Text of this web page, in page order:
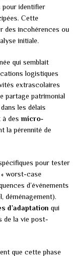
pour identifier
Cette
des incohérences ou
initiale.
qui semblait
logistiques
extrascolaires
partage patrimonial
les délais
des micro-
la pérennité de
pour tester
worst-case
d’événements
déménagement).
d’adaptation qui
de la vie post-
que cette phase